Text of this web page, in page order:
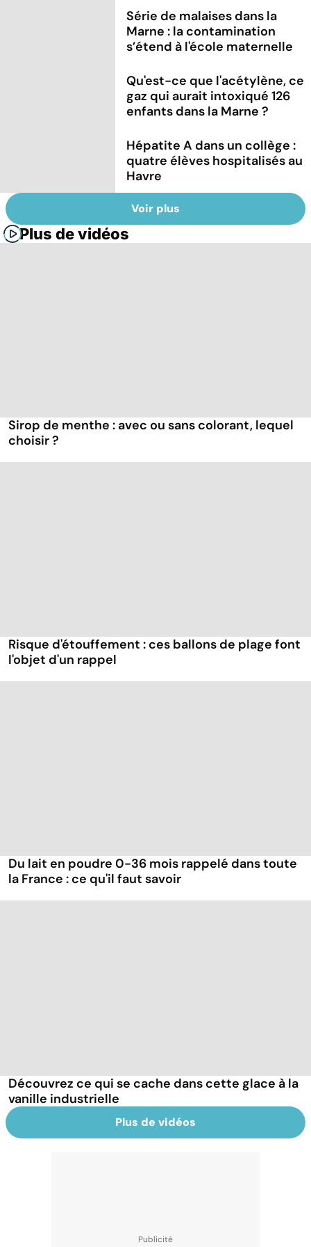
Série de malaises dans la
Marne : la contamination
s’étend à l'école maternelle
Qu'est-ce que l'acétylène, ce
gaz qui aurait intoxiqué 126
enfants dans la Marne ?
Hépatite A dans un collège :
quatre élèves hospitalisés au
Havre
Voir plus
Plus de vidéos
Sirop de menthe : avec ou sans colorant, lequel
choisir ?
Risque d'étouffement : ces ballons de plage font
l'objet d'un rappel
Du lait en poudre 0-36 mois rappelé dans toute
la France : ce qu'il faut savoir
Découvrez ce qui se cache dans cette glace à la
vanille industrielle
Plus de vidéos